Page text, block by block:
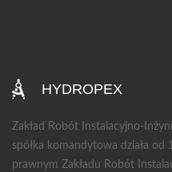
HYDROPEX
Zakład Robót Instalacyjno-
spółka komandytowa działa
prawnym Zakładu Robót